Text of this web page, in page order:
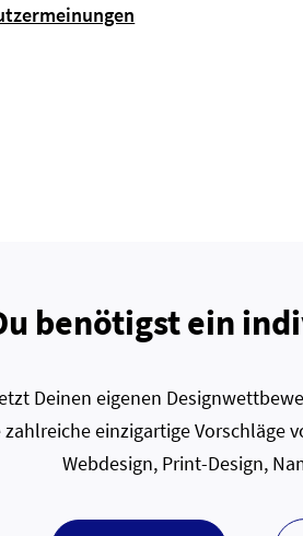
benötigst ein
Deinen eigenen
einzigartige Vorschläge
Webdesign, Print-Design,